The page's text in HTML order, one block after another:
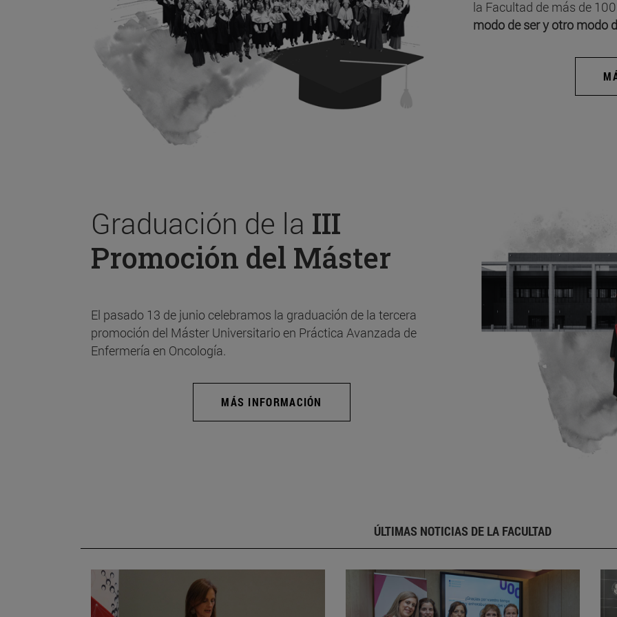
la Facultad de más de
modo de ser y otro modo
Graduación de la III
Promoción del Máster
El pasado 13 de junio celebramos la graduación de la tercera
promoción del Máster Universitario en Práctica Avanzada de
Enfermería en Oncología.
MÁS INFORMACIÓN
ÚLTIMAS NOTICIAS DE LA FACULTAD